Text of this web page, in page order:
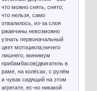
что можно снять, снято;
что нельзя, само
отвалилось, из-за слоя
ржавчины невозможно
узнать первоначальный
цвет мотоцикла;ничего
лишнего, минимум
прибамбасов(двигатель в
раме, на колёсах, с рулём
и чувак сидящий на этом
агрегате, ес-но никакой